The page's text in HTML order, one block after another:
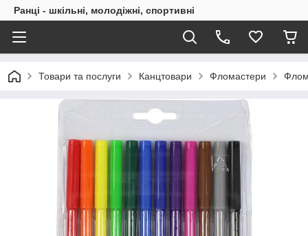
Ранці - шкільні, молодіжні, спортивні
Товари та послуги Канцтовари Фломастери